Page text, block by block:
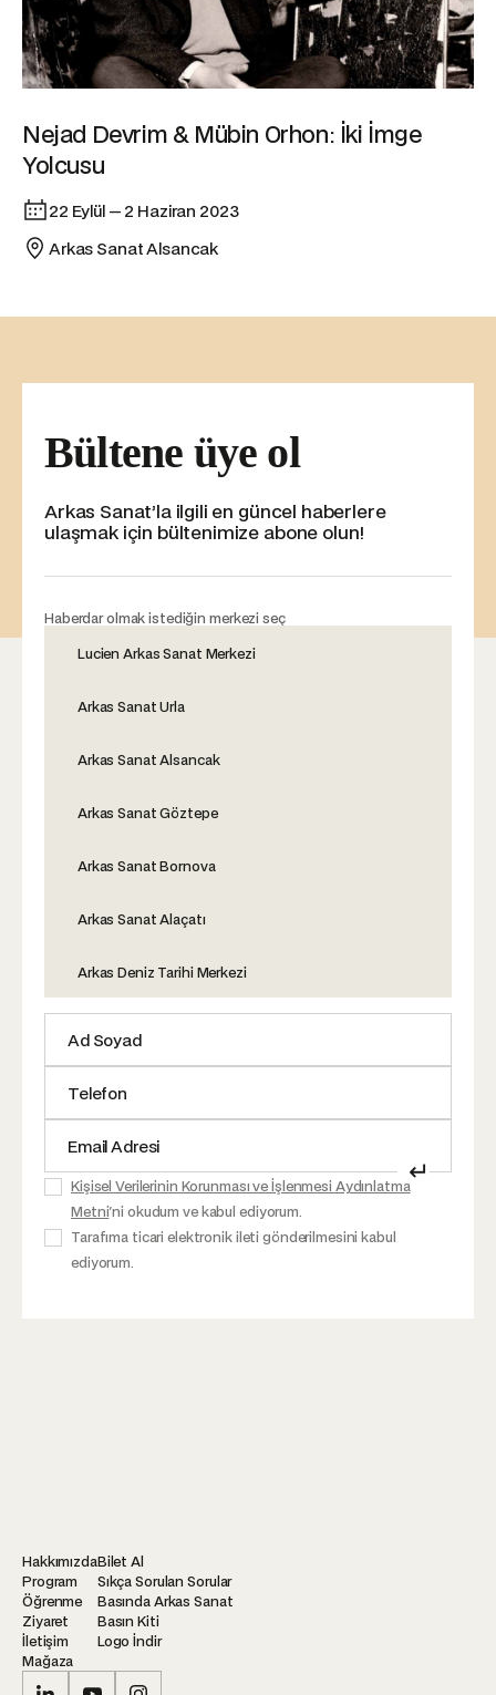
Nejad Devrim & Mübin Orhon: İki İmge
Yolcusu
22 Eylül — 2 Haziran 2023
Arkas Sanat Alsancak
Bültene üye ol
Arkas Sanat’la ilgili en güncel haberlere
ulaşmak için bültenimize abone olun!
Haberdar olmak istediğin merkezi seç
Lucien Arkas Sanat Merkezi
Arkas Sanat Urla
Arkas Sanat Alsancak
Arkas Sanat Göztepe
Arkas Sanat Bornova
Arkas Sanat Alaçatı
Arkas Deniz Tarihi Merkezi
Kişisel Verilerinin Korunması ve İşlenmesi Aydınlatma
Metni'ni okudum ve kabul ediyorum.
Tarafıma ticari elektronik ileti gönderilmesini kabul
ediyorum.
↵
Hakkımızda
Program
Öğrenme
Ziyaret
İletişim
Mağaza
Bilet Al
Sıkça Sorulan Sorular
Basında Arkas Sanat
Basın Kiti
Logo İndir